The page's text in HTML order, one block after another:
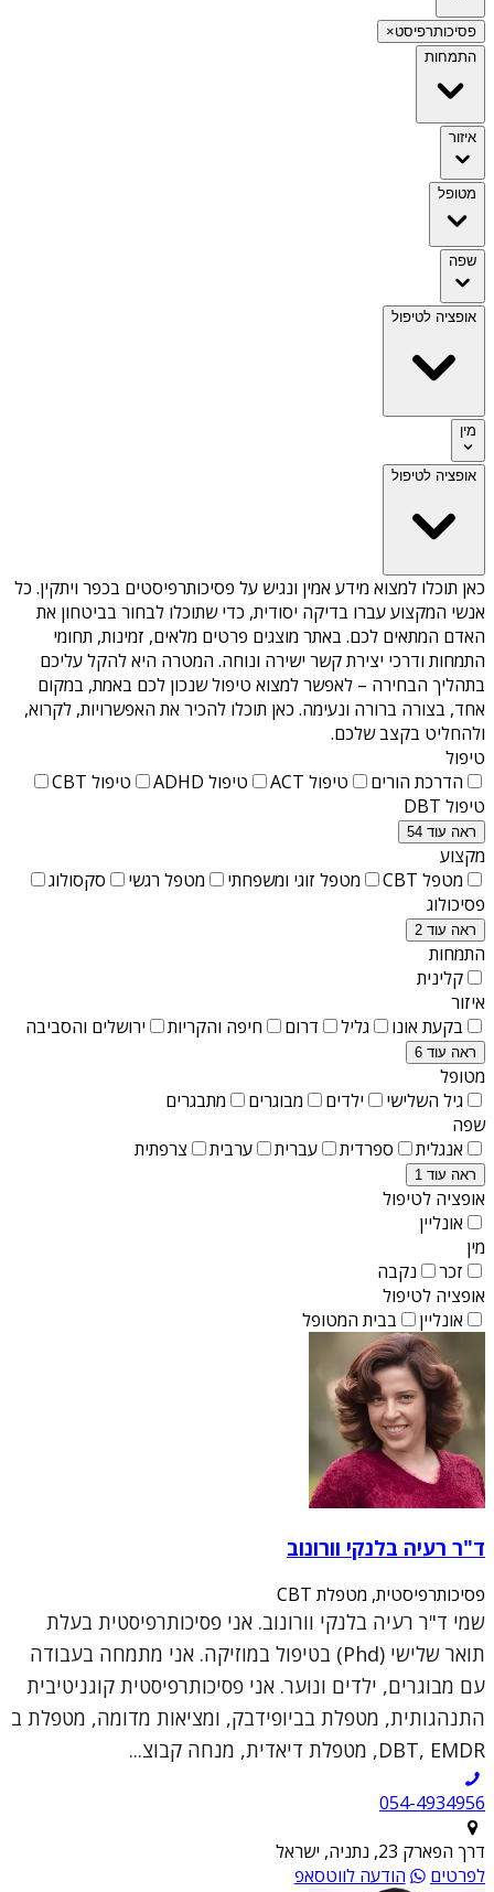
פסיכותרפיסט×
התמחות
איזור
מטופל
שפה
אופציה לטיפול
מין
אופציה לטיפול
כאן תוכלו למצוא מידע אמין ונגיש על פסיכותרפיסטים בכפר ויתקין. כל
אנשי המקצוע עברו בדיקה יסודית, כדי שתוכלו לבחור בביטחון את
האדם המתאים לכם. באתר מוצגים פרטים מלאים, זמינות, תחומי
התמחות ודרכי יצירת קשר ישירה ונוחה. המטרה היא להקל עליכם
בתהליך הבחירה – לאפשר למצוא טיפול שנכון לכם באמת, במקום
אחד, בצורה ברורה ונעימה. כאן תוכלו להכיר את האפשרויות, לקרוא,
ולהחליט בקצב שלכם.
טיפול
הדרכת הורים
טיפול ACT טיפול ADHD
טיפול CBT
טיפול DBT
ראה עוד 54
מקצוע
מטפל CBT
מטפל זוגי ומשפחתי מטפל רגשי
סקסולוג
פסיכולוג
ראה עוד 2
התמחות
קלינית
איזור
בקעת אונו
גליל דרום חיפה והקריות ירושלים והסביבה
ראה עוד 6
מטופל
גיל השלישי
ילדים מבוגרים
מתבגרים
שפה
אנגלית
ספרדית עברית ערבית צרפתית
ראה עוד 1
אופציה לטיפול
אונליין
מין
זכר
נקבה
אופציה לטיפול
אונליין
בבית המטופל
ד"ר רעיה בלנקי וורונוב
פסיכותרפיסטית, מטפלת CBT
שמי ד"ר רעיה בלנקי וורונוב. אני פסיכותרפיסטית בעלת
תואר שלישי (Phd) בטיפול במוזיקה. אני מתמחה בעבודה
עם מבוגרים, ילדים ונוער. אני פסיכותרפיסטית קוגניטיבית
התנהגותית, מטפלת בביופידבק, ומציאות מדומה, מטפלת ב
DBT, EMDR, מטפלת דיאדית, מנחה קבוצ...
054-4934956
דרך הפארק 23, נתניה, ישראל
לפרטים
הודעה לווטסאפ